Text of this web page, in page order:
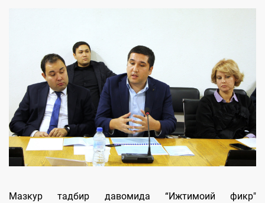
Мазкур тадбир давомида “Ижтимоий фикр"